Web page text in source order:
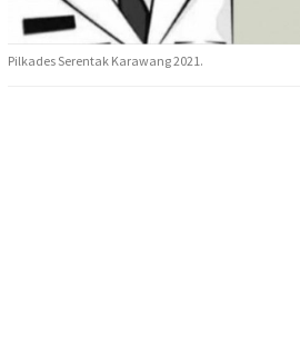
Pilkades Serentak Karawang 2021.